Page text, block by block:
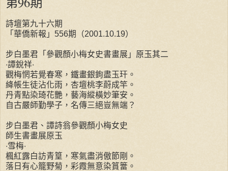
詩壇第九十六期
「華僑新報」556期（2001.10.19）
步白墨君「參觀顏小梅女史書畫展」原玉其二
‧譚銳祥‧
觀梅惘若覺春寒，鐵畫銀鉤盡玉玕。
絳帳生徒沾化雨，杏壇桃李蔚成竿。
丹青點染琦花艷，藝海縱橫妙筆安。
自古嚴師勤學子，名傳三絕豈無端？
步白墨君、譚詩翁參觀顏小梅女史
師生書畫展原玉
‧雪梅‧
楓紅露白訪青篁，寒氣盡消傲節剛。
落日有心籠野菊，彩霞無意染篔簹。